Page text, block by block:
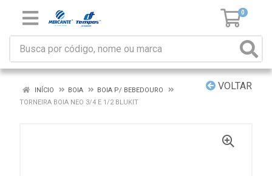
0
VOLTAR
INÍCIO BOIA
BOIA P/ BEBEDOURO
TORNEIRA BOIA NEO 3/4 E 1/2 BLUKIT